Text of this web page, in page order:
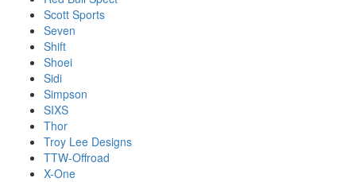
Scott Sports
Seven
Shift
Shoei
Sidi
Simpson
SIXS
Thor
Troy Lee Designs
TTW-Offroad
X-One